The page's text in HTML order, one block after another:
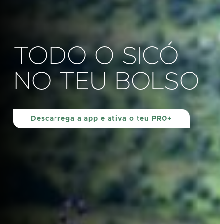
TODO O SICÓ
NO TEU BOLSO
Descarrega a app e ativa o teu PRO+